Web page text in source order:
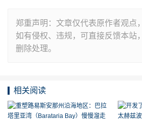
郑重声明：文章仅代表原作者观点
如有侵权、违规，可直接反馈本站
删除处理。
相关阅读